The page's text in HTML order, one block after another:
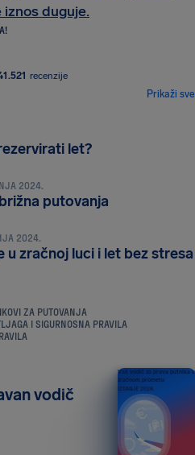
duguje.
recenzije
Prikaži sve
let?
2024.
putovanja
2024.
u zračnoj luci i let bez stresa
ZA PUTOVANJA
I SIGURNOSNA PRAVILA
vodič
Vaš vodič za prava putnika u
zračnom prometu
IZDANJE 2026.